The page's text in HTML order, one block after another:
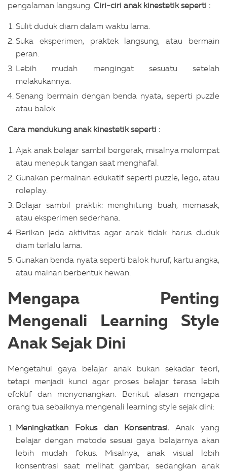
pengalaman langsung. Ciri-ciri anak kinestetik seperti :
Sulit duduk diam dalam waktu lama.
Suka eksperimen, praktek langsung, atau bermain
peran.
Lebih mudah mengingat sesuatu setelah
melakukannya.
Senang bermain dengan benda nyata, seperti puzzle
atau balok.
Cara mendukung anak kinestetik seperti :
Ajak anak belajar sambil bergerak, misalnya melompat
atau menepuk tangan saat menghafal.
Gunakan permainan edukatif seperti puzzle, lego, atau
roleplay.
Belajar sambil praktik: menghitung buah, memasak,
atau eksperimen sederhana.
Berikan jeda aktivitas agar anak tidak harus duduk
diam terlalu lama.
Gunakan benda nyata seperti balok huruf, kartu angka,
atau mainan berbentuk hewan.
Mengapa Penting
Mengenali Learning Style
Anak Sejak Dini
Mengetahui gaya belajar anak bukan sekadar teori,
tetapi menjadi kunci agar proses belajar terasa lebih
efektif dan menyenangkan. Berikut alasan mengapa
orang tua sebaiknya mengenali learning style sejak dini:
Meningkatkan Fokus dan Konsentrasi. Anak yang
belajar dengan metode sesuai gaya belajarnya akan
lebih mudah fokus. Misalnya, anak visual lebih
konsentrasi saat melihat gambar, sedangkan anak